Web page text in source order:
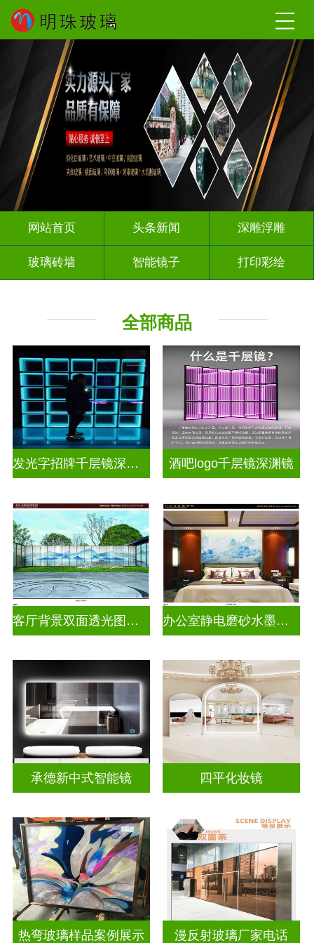
网站首页 头条新闻 深雕浮雕
玻璃砖墙 智能镜子 打印彩绘
全部商品
发光字招牌千层镜深渊镜 酒吧logo千层镜深渊镜
客厅背景双面透光图案水墨画玻璃 办公室静电磨砂水墨山水画玻璃
承德新中式智能镜 四平化妆镜
热弯玻璃样品案例展示 漫反射玻璃厂家电话